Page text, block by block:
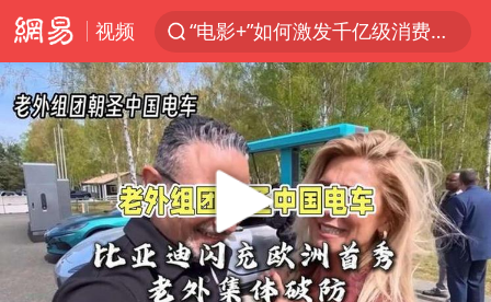
视频
“电影+”如何激发千亿级消费新活力？
台风白海豚已进入24小时警戒线
泉州市委书记张毅恭被查
秘鲁和墨西哥宣布恢复外交关系
沙特土耳其巴基斯坦签署共同防务协议
中医教你一招提升气血
台风白海豚或吞并鲸鱼 登陆地点更新